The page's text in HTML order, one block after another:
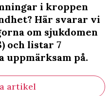
i kroppen
Här svarar vi
om sjukdomen
och listar 7
uppmärksam på.
artikel